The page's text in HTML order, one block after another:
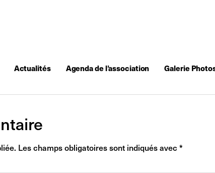
Actualités Agenda de l’association Galerie
Les champs obligatoires sont indiqués avec *